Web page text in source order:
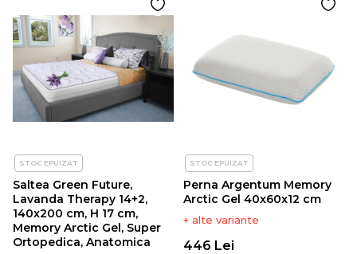
STOC EPUIZAT
Saltea Green Future,
Lavanda Therapy 14+2,
140x200 cm, H 17 cm,
Memory Arctic Gel, Super
Ortopedica, Anatomica
STOC EPUIZAT
Perna Argentum Memory
Arctic Gel 40x60x12 cm
+ alte variante
446 Lei